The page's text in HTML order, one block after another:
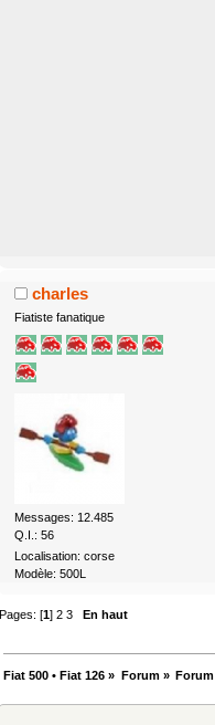
charles
Fiatiste fanatique
Messages: 12.485
Q.I.: 56
Localisation: corse
Modèle: 500L
Pages: [1]2 3 En haut
Fiat 500 • Fiat 126 » Forum»